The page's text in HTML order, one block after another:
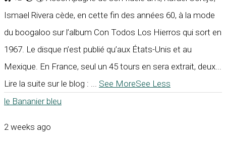
Ismael Rivera cède, en cette fin des années 60, à la mode
du boogaloo sur l’album Con Todos Los Hierros qui sort en
1967. Le disque n’est publié qu’aux États-Unis et au
Mexique. En France, seul un 45 tours en sera extrait, deux...
Lire la suite sur le blog : ... See MoreSee Less
le Bananier bleu
2 weeks ago